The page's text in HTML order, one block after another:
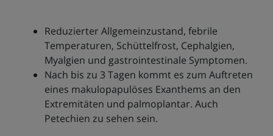
Reduzierter Allgemeinzustand, febrile
Temperaturen, Schüttelfrost, Cephalgien,
Myalgien und gastrointestinale Symptomen.
Nach bis zu 3 Tagen kommt es zum Auftreten
eines makulopapulöses Exanthems an den
Extremitäten und palmoplantar. Auch
Petechien zu sehen sein.